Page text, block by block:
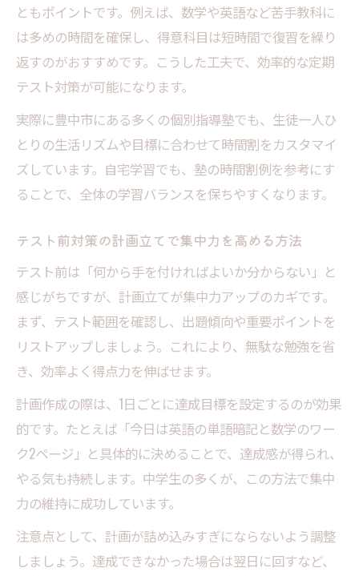
ともポイントです。例えば、数学や英語など苦手教科に
は多めの時間を確保し、得意科目は短時間で復習を繰り
返すのがおすすめです。こうした工夫で、効率的な定期
テスト対策が可能になります。
実際に豊中市にある多くの個別指導塾でも、生徒一人ひ
とりの生活リズムや目標に合わせて時間割をカスタマイ
ズしています。自宅学習でも、塾の時間割例を参考にす
ることで、全体の学習バランスを保ちやすくなります。
テスト前対策の計画立てで集中力を高める方法
テスト前は「何から手を付ければよいか分からない」と
感じがちですが、計画立てが集中力アップのカギです。
まず、テスト範囲を確認し、出題傾向や重要ポイントを
リストアップしましょう。これにより、無駄な勉強を省
き、効率よく得点力を伸ばせます。
計画作成の際は、1日ごとに達成目標を設定するのが効果
的です。たとえば「今日は英語の単語暗記と数学のワー
ク2ページ」と具体的に決めることで、達成感が得られ、
やる気も持続します。中学生の多くが、この方法で集中
力の維持に成功しています。
注意点として、計画が詰め込みすぎにならないよう調整
しましょう。達成できなかった場合は翌日に回すなど、